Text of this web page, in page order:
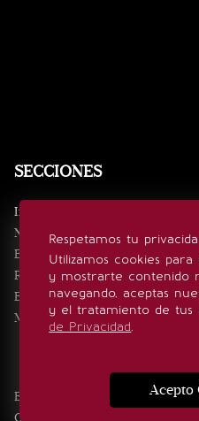
Respetamos tu
Utilizamos cookies
y mostrarte contenido
navegando, aceptas
y el tratamiento de tus
de Privacidad.
Acepto
SECCIONES
Inicio
Noticias
Eventos
Realeza
Estilo de vida
Minuto x Minuto
Edición Impresa Noticias